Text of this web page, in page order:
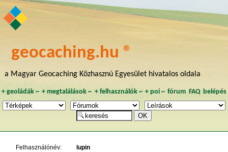
geocaching.hu ®
a Magyar Geocaching Közhasznú Egyesület hivatalos oldala
+ geoládák~ +megtalálások ~ + felhasználók~ + poi~ fórum FAQ belépés
Felhasználónév:
lupin